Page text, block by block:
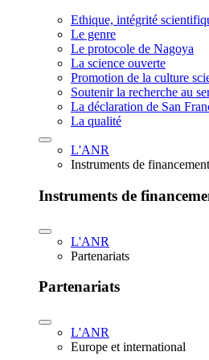
Ethique, intégrité
Le genre
Le protocole de Nagoya
La science ouverte
Promotion de la culture
Soutenir la recherche au
La déclaration de San
La qualité
L'ANR
Instruments de financement
Instruments de
L'ANR
Partenariats
Partenariats
L'ANR
Europe et international